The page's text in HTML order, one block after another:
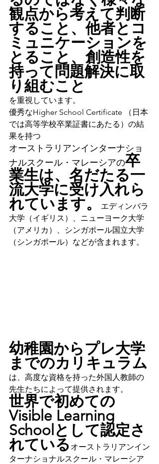
観点から考えて判断
すること、他者とコ
ミュニケーションを
とること、創造性を
持って問題解決に取
り組むこと
を重視しています。
優秀なHigher School Certificate （日本
では高等学校卒業証書にあたる）の結
果を持つ
オーストラリアンインターナショ
ナルスクール・マレーシアの卒
業生は、名だたる一
流大学に受け入れら
れています。
エディンバラ
大学（イギリス）、ニューヨーク大学
（アメリカ）、シンガポール国立大学
（シンガポール）などが含まれます。
幼稚園からプレ大学
までのカリキュラム
は、高度な資格を持った外国人教師の
先生たちによって提供されます。
世界で初めての
Visible Learning
Schoolとして認定さ
れている オーストラリアンイン
ターナショナルスクール・マレーシア